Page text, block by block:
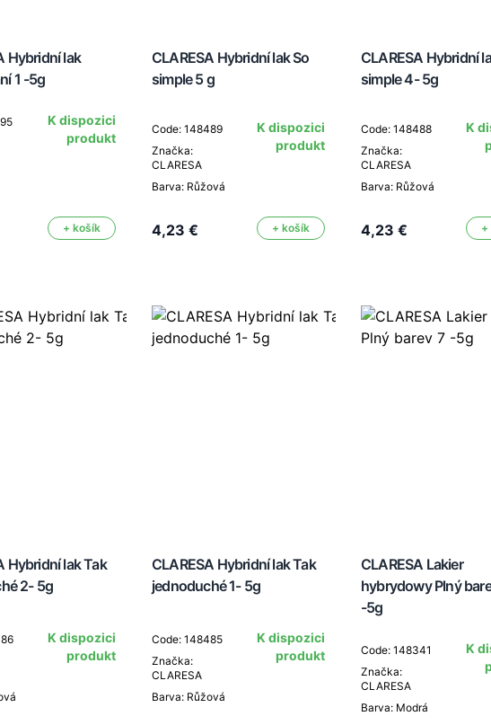
Hybridní lak
1 -5g
K dispozici
produkt
+ košík
CLARESA Hybridní lak So
simple 5 g
Code: 148489
Značka:
CLARESA
Barva: Růžová
K dispozici
produkt
4,23 € + košík
CLARESA Hybridní
simple 4- 5g
Code: 148488
Značka:
CLARESA
Barva: Růžová
K
4,23 € +
Hybridní lak Tak
2- 5g
K dispozici
produkt
CLARESA Hybridní lak Tak
jednoduché 1- 5g
Code: 148485
Značka:
CLARESA
Barva: Růžová
K dispozici
produkt
CLARESA Lakier
hybrydowy Plný
-5g
Code: 148341
Značka:
CLARESA
Barva: Modrá
K